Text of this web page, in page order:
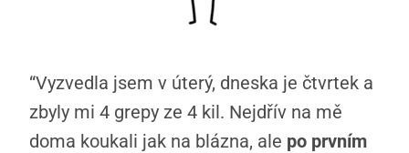
“Vyzvedla jsem v úterý, dneska je čtvrtek a
zbyly mi 4 grepy ze 4 kil. Nejdřív na mě
doma koukali jak na blázna, ale po prvním